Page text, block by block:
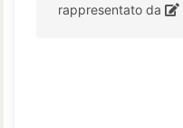
rappresentato da